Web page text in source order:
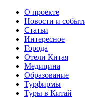
О проекте
Новости и
Статьи
Интересное
Города
Отели Китая
Медицина
Образование
Турфирмы
Туры в Китай